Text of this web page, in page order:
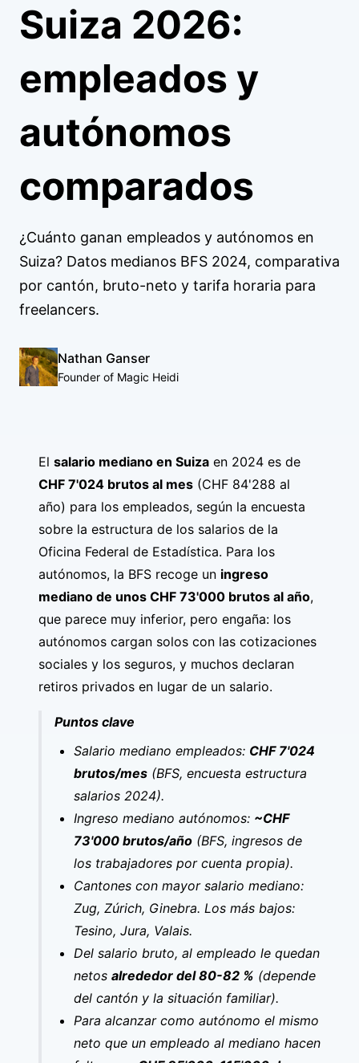
Suiza 2026:
empleados y
autónomos
comparados
¿Cuánto ganan empleados y autónomos en
Suiza? Datos medianos BFS 2024, comparativa
por cantón, bruto-neto y tarifa horaria para
freelancers.
Nathan Ganser
Founder of Magic Heidi
El salario mediano en Suiza en 2024 es de
CHF 7'024 brutos al mes (CHF 84'288 al
año) para los empleados, según la encuesta
sobre la estructura de los salarios de la
Oficina Federal de Estadística. Para los
autónomos, la BFS recoge un ingreso
mediano de unos CHF 73'000 brutos al año,
que parece muy inferior, pero engaña: los
autónomos cargan solos con las cotizaciones
sociales y los seguros, y muchos declaran
retiros privados en lugar de un salario.
Puntos clave
Salario mediano empleados: CHF 7'024
brutos/mes (BFS, encuesta estructura
salarios 2024).
Ingreso mediano autónomos: ~CHF
73'000 brutos/año (BFS, ingresos de
los trabajadores por cuenta propia).
Cantones con mayor salario mediano:
Zug, Zúrich, Ginebra. Los más bajos:
Tesino, Jura, Valais.
Del salario bruto, al empleado le quedan
netos alrededor del 80-82 % (depende
del cantón y la situación familiar).
Para alcanzar como autónomo el mismo
neto que un empleado al mediano hacen